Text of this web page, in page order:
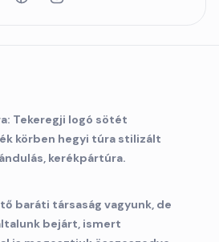
baráti társaság vagyunk, de
bejárt, ismert